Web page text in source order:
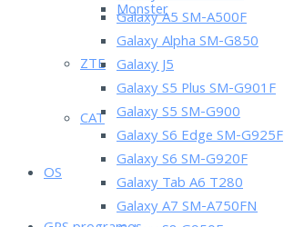
Monster
ZTE
CAT
OS
Galaxy A5 SM-A500F
Galaxy Alpha SM-G850
Galaxy J5
Galaxy S5 Plus SM-G901F
Galaxy S5 SM-G900
Galaxy S6 Edge SM-G925F
Galaxy S6 SM-G920F
Galaxy Tab A6 T280
Galaxy A7 SM-A750FN